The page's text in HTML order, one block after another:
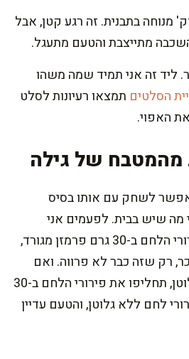
ונותנים 5 דק' מנוחה בתבנית. זה רגע קטן, אבל
מתייצבת והטעם מתעגל.
ליד זה אני תמיד שמה משהו
הסלטים תמצאו רעיונות לסלט
האפוי.
מהמטבח של גילה
לשחק עם אותו בסיס
מה שיש בבית. לפעמים אני
מחליפה חצי מכמות פירורי הלחם ב-30 גרם פרמזן מגורד,
רק שזה כבר לא פרווה. ואם
אתם רוצים גרסה בלי גלוטן, תחליפו את פירורי הלחם ב-30
לחם ללא גלוטן, והטעם עדיין